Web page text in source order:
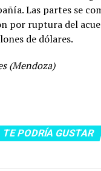
Las partes se
por ruptura del
de dólares.
(Mendoza)
TE PODRÍA GUSTAR